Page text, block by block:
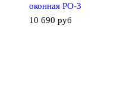
оконная РО-3
10 690 руб